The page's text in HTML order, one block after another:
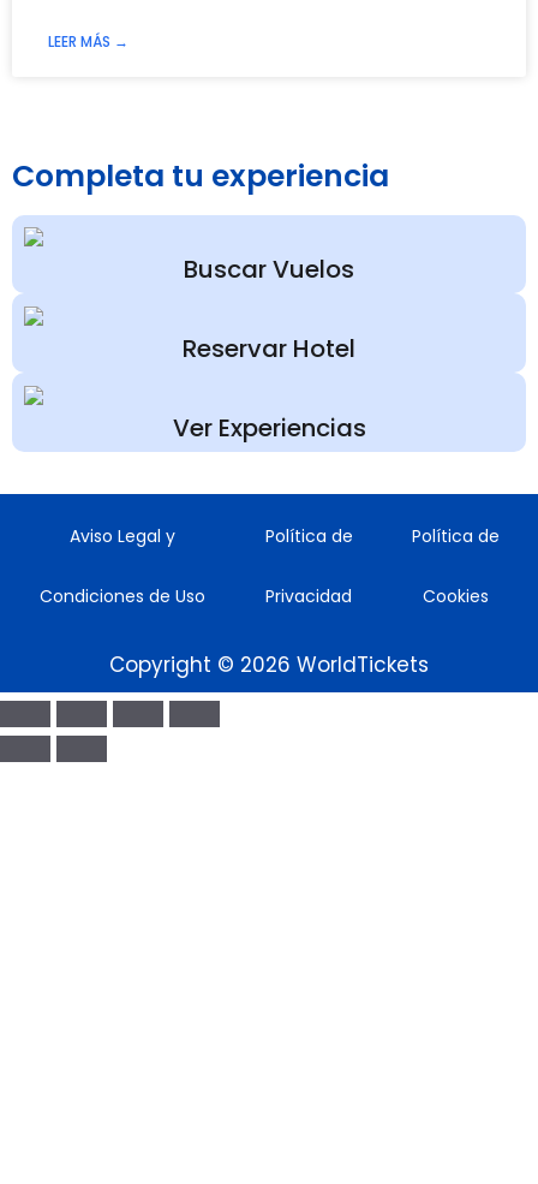
LEER MÁS →
Completa tu experiencia
Buscar Vuelos
Reservar Hotel
Ver Experiencias
Aviso Legal y
Condiciones de Uso
Política de
Privacidad
Política de
Cookies
Copyright © 2026 WorldTickets